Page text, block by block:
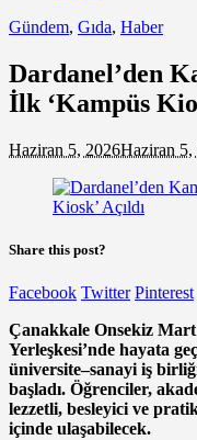
Gündem, Gıda, Haber
Dardanel’den
İlk ‘Kampüs
Haziran 5, 2026Haziran 5,
Share this post?
Facebook Twitter Pinterest
Çanakkale Onsekiz
Yerleşkesi’nde hayata
üniversite–sanayi iş
başladı. Öğrenciler,
lezzetli, besleyici ve
içinde ulaşabilecek.